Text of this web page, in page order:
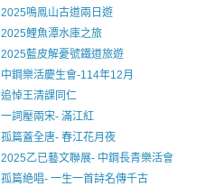
2025鳴鳯山古道兩日遊
2025鯉魚潭水庫之旅
2025藍皮解憂號鐵道旅遊
中鋼樂活慶生會-114年12月
追悼王清課同仁
一詞壓兩宋- 滿江紅
孤篇蓋全唐- 春江花月夜
2025乙已藝文聯展- 中鋼長青樂活會
孤篇絶唱- 一生一首詩名傳千古